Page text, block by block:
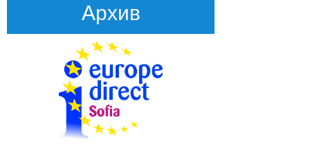
Архив